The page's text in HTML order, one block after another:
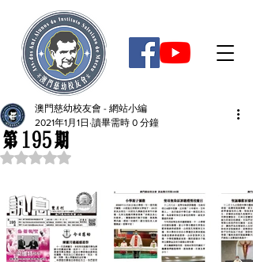
第195期
澳門慈幼校友會 - 網站小編
2021年1月1日 讀畢需時 0 分鐘
評等為 NaN（最高為 5 顆星）。